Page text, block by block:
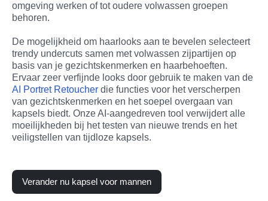
omgeving werken of tot oudere volwassen groepen
behoren.
De mogelijkheid om haarlooks aan te bevelen selecteert
trendy undercuts samen met volwassen zijpartijen op
basis van je gezichtskenmerken en haarbehoeften.
AI Portret Retoucher die functies voor het verscherpen
van gezichtskenmerken en het soepel overgaan van
kapsels biedt. Onze AI-aangedreven tool verwijdert alle
moeilijkheden bij het testen van nieuwe trends en het
veiligstellen van tijdloze kapsels.
Verander nu kapsel voor mannen